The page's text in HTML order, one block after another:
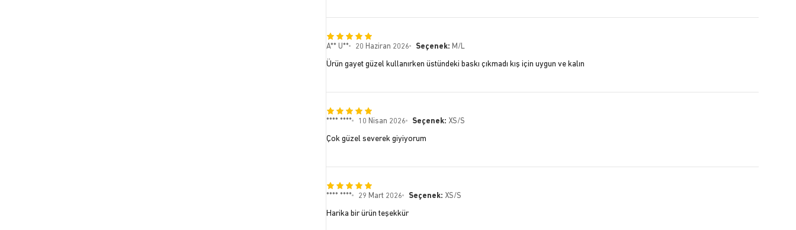
A** U** 20 Haziran 2026 Seçenek: M/L
Ürün gayet güzel kullanırken üstündeki baskı çıkmadı kış için uygun ve kalın
**** **** 10 Nisan 2026 Seçenek: XS/S
Çok güzel severek giyiyorum
**** **** 29 Mart 2026 Seçenek: XS/S
Harika bir ürün teşekkür